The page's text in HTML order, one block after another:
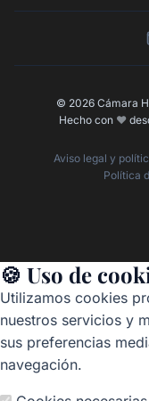
© 2026 Cámara
Hecho con ❤️
Aviso legal y
Política
🍪 Uso de
Utilizamos cookies
nuestros servicios y
sus preferencias
navegación.